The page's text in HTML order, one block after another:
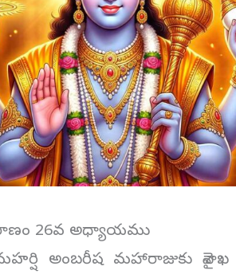
26వ అధ్యాయము
అంబరీష మహారాజుకు వైశాఖ